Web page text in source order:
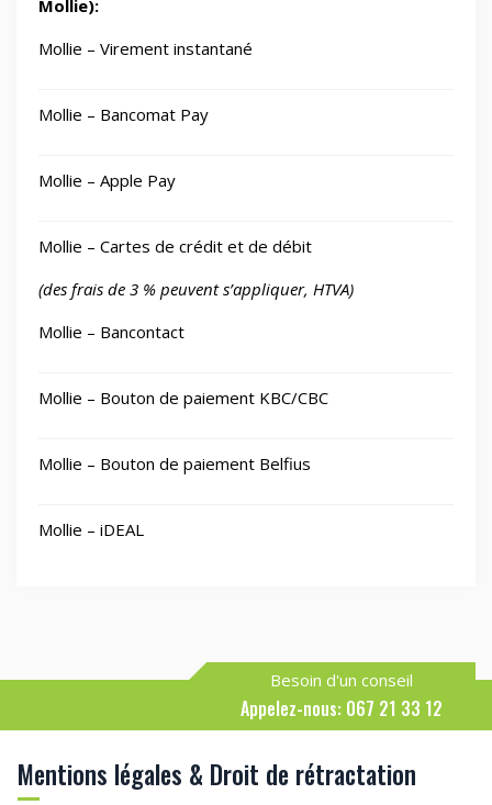
Mollie):
Mollie – Virement instantané
Mollie – Bancomat Pay
Mollie – Apple Pay
Mollie – Cartes de crédit et de débit
(des frais de 3 % peuvent s’appliquer, HTVA)
Mollie – Bancontact
Mollie – Bouton de paiement KBC/CBC
Mollie – Bouton de paiement Belfius
Mollie – iDEAL
Besoin d'un conseil
Appelez-nous: 067 21 33 12
Mentions légales & Droit de rétractation